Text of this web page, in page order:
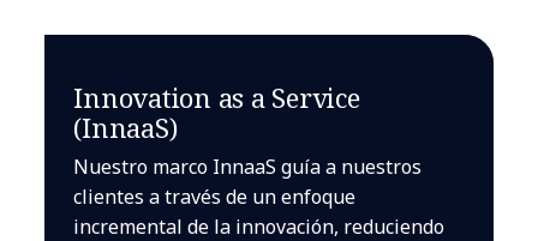
Innovation as a Service
(InnaaS)
Nuestro marco InnaaS guía a nuestros
clientes a través de un enfoque
incremental de la innovación, reduciendo